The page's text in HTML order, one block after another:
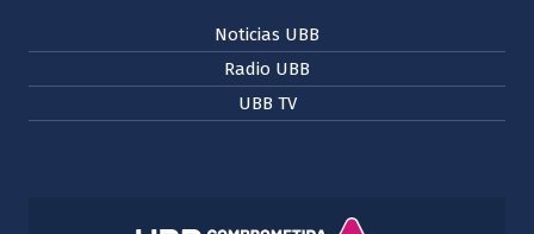
Noticias UBB
Radio UBB
UBB TV